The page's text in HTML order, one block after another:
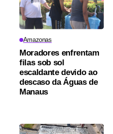
Amazonas
Moradores enfrentam
filas sob sol
escaldante devido ao
descaso da Águas de
Manaus